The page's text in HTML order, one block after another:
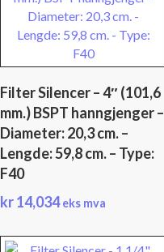
Filter Silencer – 4″ (101,6
mm.) BSPT hanngjenger –
Diameter: 20,3 cm. –
Lengde: 59,8 cm. – Type:
F40
kr14,034 eks mva